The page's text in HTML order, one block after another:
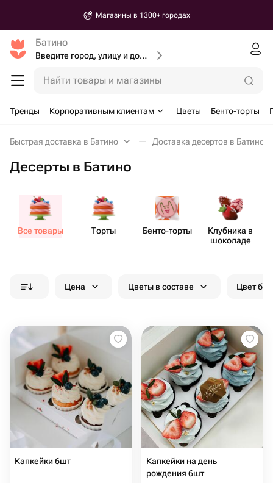
Магазины в 1300+ городах
Батино
Введите город, улицу и дом доставки
Найти товары и магазины
Тренды Корпоративным клиентам Цветы Бенто-торты
Быстрая доставка в Батино Доставка десертов в Батино
Десерты в Батино
Все товары Торты Бенто​-торты
Клубника в
шоколаде
Цена Цветы в составе Цвет
Капкейки 6шт
Капкейки на день
рождения 6шт